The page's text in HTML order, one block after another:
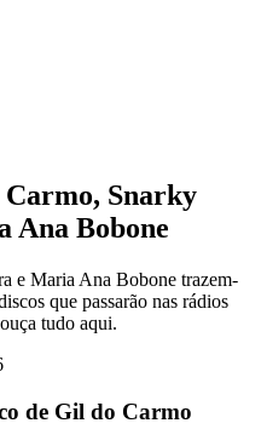
Snarky
Ana Bobone
e Maria Ana Bobone trazem-
que passarão nas rádios
tudo aqui.
de Gil do Carmo